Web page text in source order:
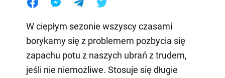
W ciepłym sezonie wszyscy czasami
borykamy się z problemem pozbycia się
zapachu potu z naszych ubrań z trudem,
jeśli nie niemożliwe. Stosuje się długie